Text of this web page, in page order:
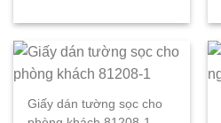
Giấy dán tường sọc cho